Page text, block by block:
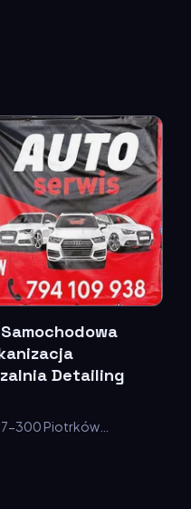
Samochodowa
Detailing
300 Piotrków